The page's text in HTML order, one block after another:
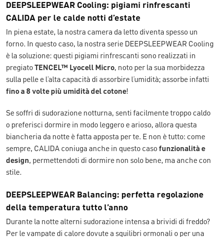
DEEPSLEEPWEAR Cooling: pigiami rinfrescanti
CALIDA per le calde notti d’estate
In piena estate, la nostra camera da letto diventa spesso un
forno. In questo caso, la nostra serie DEEPSLEEPWEAR Cooling
è la soluzione: questi pigiami rinfrescanti sono realizzati in
pregiatoTENCEL™ Lyocell Micro, noto per la sua morbidezza
sulla pelle e l’alta capacità di assorbire l’umidità; assorbe infatti
fino a 8 volte più umidità del cotone!
Se soffri di sudorazione notturna, senti facilmente troppo caldo
o preferisci dormire in modo leggero e arioso, allora questa
biancheria da notte è fatta apposta per te. E non è tutto: come
sempre, CALIDA coniuga anche in questo casofunzionalità e
design, permettendoti di dormire non solo bene, ma anche con
stile.
DEEPSLEEPWEAR Balancing: perfetta regolazione
della temperatura tutto l’anno
Durante la notte alterni sudorazione intensa a brividi di freddo?
Per le vampate di calore dovute a squilibri ormonali o per una